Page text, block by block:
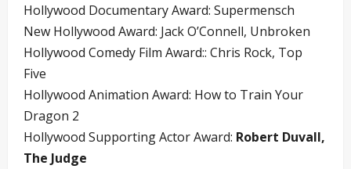
Hollywood Documentary Award: Supermensch
New Hollywood Award: Jack O’Connell, Unbroken
Hollywood Comedy Film Award:: Chris Rock, Top
Five
Hollywood Animation Award: How to Train Your
Dragon 2
Hollywood Supporting Actor Award: Robert Duvall,
The Judge